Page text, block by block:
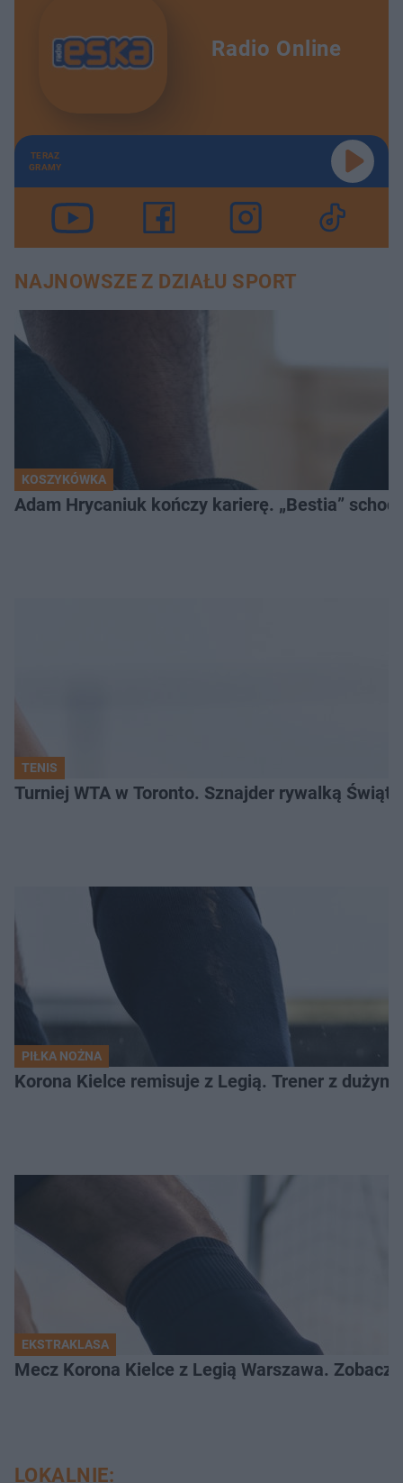
Radio Online
TERAZ
GRAMY
NAJNOWSZE Z DZIAŁU SPORT
KOSZYKÓWKA
Adam Hrycaniuk kończy karierę. „Bestia”
TENIS
Turniej WTA w Toronto. Sznajder rywalką
PIŁKA NOŻNA
Korona Kielce remisuje z Legią. Trener z dużym
EKSTRAKLASA
Mecz Korona Kielce z Legią Warszawa. Zobacz
LOKALNIE: